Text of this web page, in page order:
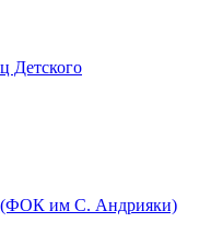
Детского
(ФОК им С. Андрияки)